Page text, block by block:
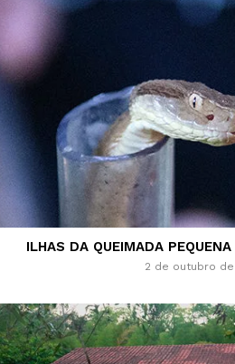
ILHAS DA QUEIMADA
2 de outubro de